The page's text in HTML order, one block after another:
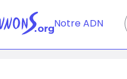
Notre ADN